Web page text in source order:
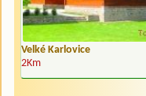
Velké Karlovice
2Km